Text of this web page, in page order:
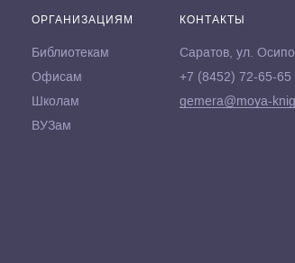
ОРГАНИЗАЦИЯМ
Библиотекам
Офисам
Школам
ВУЗам
КОНТАКТЫ
Саратов, ул.
+7 (8452) 72-65-65
gemera@moya-